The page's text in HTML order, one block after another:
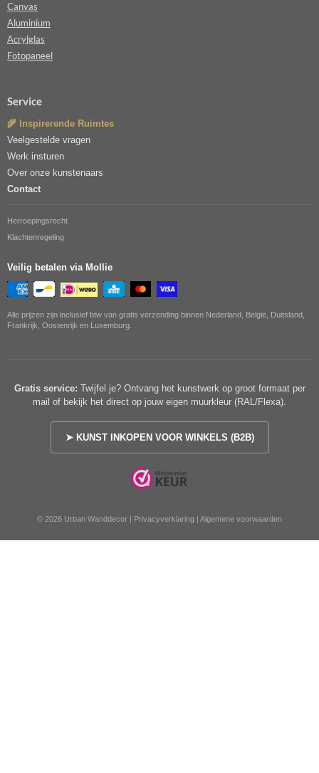
Canvas
Aluminium
Acrylglas
Fotopaneel
Service
🌾 Inspirerende Ruimtes
Veelgestelde vragen
Werk insturen
Over onze kunstenaars
Contact
Herroepingsrecht
Klachtenregeling
Veilig betalen via Mollie
Alle prijzen zijn inclusief btw van gratis verzending binnen Nederland, België, Duitsland,
Frankrijk, Oostenrijk en Luxemburg.
Gratis service: Twijfel je? Ontvang het kunstwerk op groot formaat per
mail of bekijk het direct op jouw eigen muurkleur (RAL/Flexa).
➤ KUNST INKOPEN VOOR WINKELS (B2B)
© 2026 Urban Wanddecor | Privacyverklaring | Algemene voorwaarden